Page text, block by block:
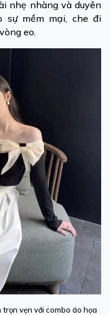
nhẹ nhàng và duyên
sự mềm mại, che đi
eo.
vẹn với combo áo họa